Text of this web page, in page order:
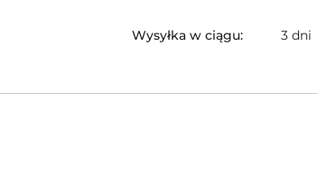
Wysyłka w ciągu: 3 dni